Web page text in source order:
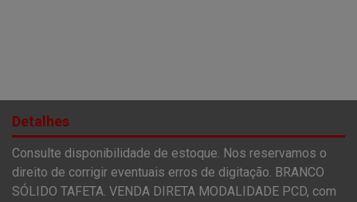
Detalhes
Consulte disponibilidade de estoque. Nos reservamos o
direito de corrigir eventuais erros de digitação. BRANCO
SÓLIDO TAFETA. VENDA DIRETA MODALIDADE PCD, com